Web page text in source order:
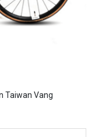
Taiwan Vang